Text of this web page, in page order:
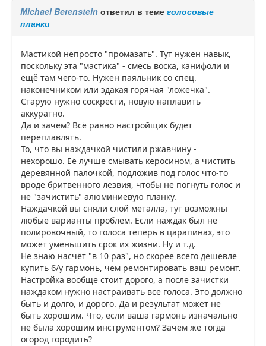
Michael Berenstein ответил в теме голосовые
планки
Мастикой непросто "промазать". Тут нужен навык,
поскольку эта "мастика" - смесь воска, канифоли и
ещё там чего-то. Нужен паяльник со спец.
наконечником или эдакая горячая "ложечка".
Старую нужно соскрести, новую наплавить
аккуратно.
Да и зачем? Всё равно настройщик будет
переплавлять.
То, что вы наждачкой чистили ржавчину -
нехорошо. Её лучше смывать керосином, а чистить
деревянной палочкой, подложив под голос что-то
вроде бритвенного лезвия, чтобы не погнуть голос и
не "зачистить" алюминиевую планку.
Наждачкой вы сняли слой металла, тут возможны
любые варианты проблем. Если наждак был не
полировочный, то голоса теперь в царапинах, это
может уменьшить срок их жизни. Ну и т.д.
Не знаю насчёт "в 10 раз", но скорее всего дешевле
купить б/у гармонь, чем ремонтировать ваш ремонт.
Настройка вообще стоит дорого, а после зачистки
наждаком нужно настраивать все голоса. Это должно
быть и долго, и дорого. Да и результат может не
быть хорошим. Что, если ваша гармонь изначально
не была хорошим инструментом? Зачем же тогда
огород городить?